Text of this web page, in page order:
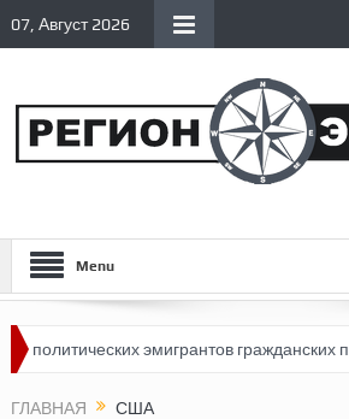
07, Август 2026
Menu
эмигрантов гражданских прав
ГЛАВНАЯ США